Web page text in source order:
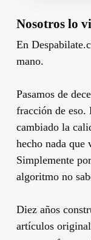
Nosotros lo
En
mano.
Pasamos de
fracción de eso.
cambiado la
hecho nada
Simplemente
algoritmo no
Diez años
artículos